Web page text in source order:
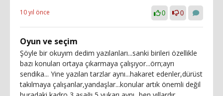
10 yıl önce 0 0
Oyun ve seçim
Şöyle bir okuyım dedim yazılanları...sanki birileri özellikle
bazı konuları ortaya çıkarmaya çalışıyor...örn;ayrı
sendika... Yine yazılan tarzlar aynı...hakaret edenler,dürüst
takılmaya çalışanlar,yandaşlar...konular artık önemli değil